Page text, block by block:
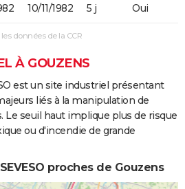
10/11/1982 5 j Oui
données de la CCR
À GOUZENS
est un site industriel présentant
liés à la manipulation de
Le seuil haut implique plus de risque
ou d'incendie de grande
proches de Gouzens